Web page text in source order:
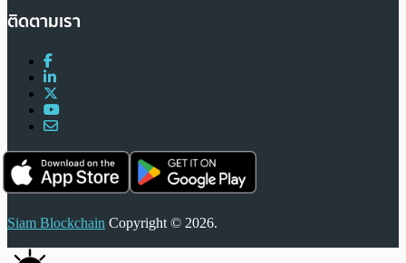
ติดตามเรา
Siam Blockchain Copyright © 2026.